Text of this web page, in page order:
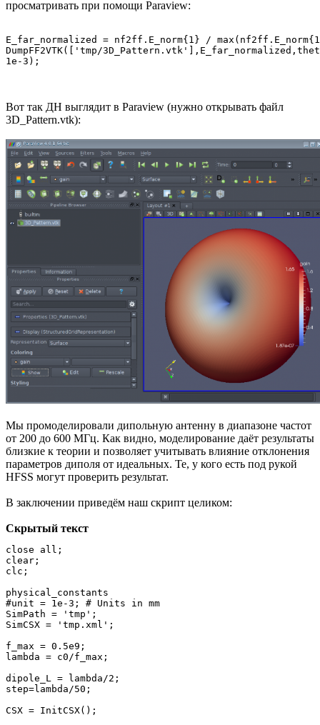
просматривать при помощи Paraview:
E_far_normalized = nf2ff.E_norm{1} /
DumpFF2VTK(['tmp/
Вот так ДН выглядит в Paraview (нужно открывать файл
3D_Pattern.vtk):
Мы промоделировали дипольную антенну в диапазоне частот
от 200 до 600 МГц. Как видно, моделирование даёт результаты
близкие к теории и позволяет учитывать влияние отклонения
параметров диполя от идеальных. Те, у кого есть под рукой
HFSS могут проверить результат.
В заключении приведём наш скрипт целиком:
Скрытый текст
close all;
clear;
clc;
physical_constants
#unit = 1e-3; # Units in mm
SimPath = 'tmp';
SimCSX = 'tmp.xml';
f_max = 0.5e9;
lambda = c0/f_max;
dipole_L = lambda/2;
step=lambda/50;
CSX = InitCSX();